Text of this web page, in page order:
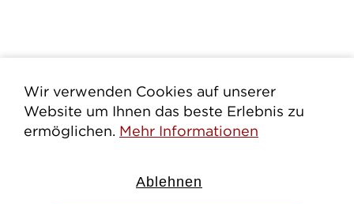
Wir verwenden Cookies auf unserer
Website um Ihnen das beste Erlebnis zu
ermöglichen. Mehr Informationen
Ablehnen